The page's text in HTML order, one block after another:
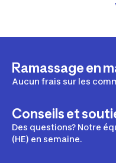
Lignes de pêche
Tubes flotteurs
Ramassage en
Aucun frais sur les
Conseils et
Des questions? Notre
(HE) en semaine.